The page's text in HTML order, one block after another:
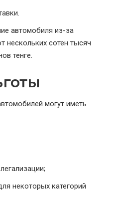
автомобиля из-за
нескольких сотен тысяч
тенге.
могут иметь
некоторых категорий